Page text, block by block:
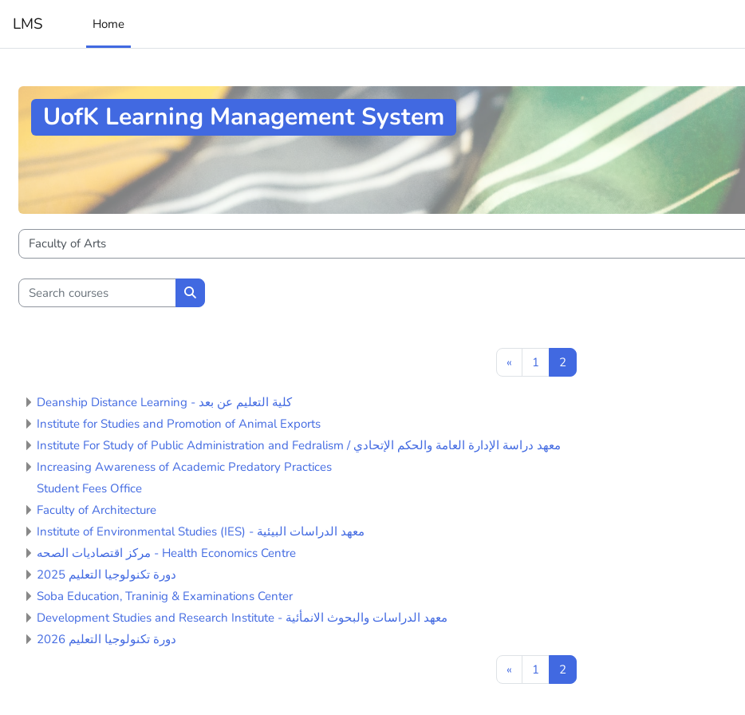
LMS Home
UofK Learning Management System
Course categories
Search courses
Search courses
«Previous page
1Page 1
2Page 2
Deanship Distance Learning - كلية التعليم عن بعد
Institute for Studies and Promotion of Animal Exports
Institute For Study of Public Administration and Fedralism / معهد دراسة الإدارة العامة والحكم الإتحادي
Increasing Awareness of Academic Predatory Practices
Student Fees Office
Faculty of Architecture
Institute of Environmental Studies (IES) - معهد الدراسات البيئية
مركز اقتصاديات الصحه - Health Economics Centre
دورة تكنولوجيا التعليم 2025
Soba Education, Traninig & Examinations Center
Development Studies and Research Institute - معهد الدراسات والبحوث الانمأئية
دورة تكنولوجيا التعليم 2026
«Previous page
1Page 1
2Page 2